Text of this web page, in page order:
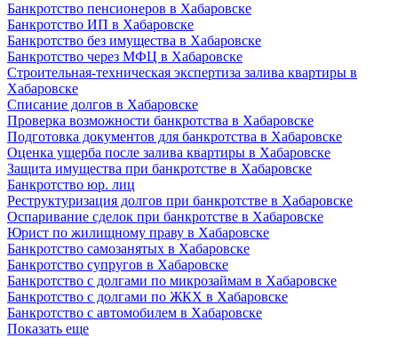
Банкротство пенсионеров в Хабаровске
Банкротство ИП в Хабаровске
Банкротство без имущества в Хабаровске
Банкротство через МФЦ в Хабаровске
Строительная-техническая экспертиза залива квартиры в
Хабаровске
Списание долгов в Хабаровске
Проверка возможности банкротства в Хабаровске
Подготовка документов для банкротства в Хабаровске
Оценка ущерба после залива квартиры в Хабаровске
Защита имущества при банкротстве в Хабаровске
Банкротство юр. лиц
Реструктуризация долгов при банкротстве в Хабаровске
Оспаривание сделок при банкротстве в Хабаровске
Юрист по жилищному праву в Хабаровске
Банкротство самозанятых в Хабаровске
Банкротство супругов в Хабаровске
Банкротство с долгами по микрозаймам в Хабаровске
Банкротство с долгами по ЖКХ в Хабаровске
Банкротство с автомобилем в Хабаровске
Показать еще